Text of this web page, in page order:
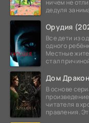
ничем не
дедуля
Орудия
Все дети из
одного
Местные
стал
Дом
В основе
читателя в
правления.